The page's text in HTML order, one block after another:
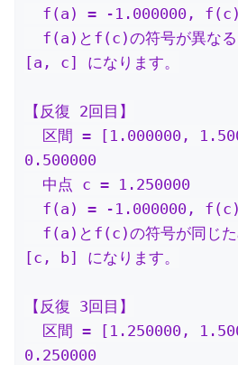
[a, c] になります。
【反復 2回目】
0.500000
[c, b] になります。
【反復 3回目】
0.250000